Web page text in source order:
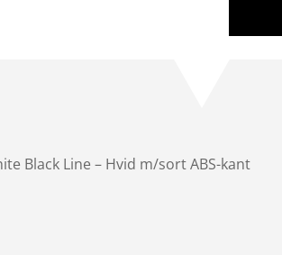
Black Line – Hvid m/sort ABS-kant